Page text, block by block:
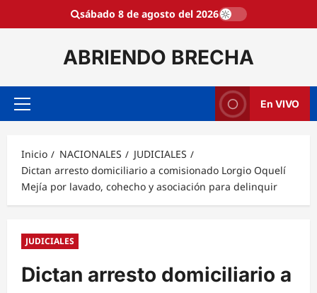
sábado 8 de agosto del 2026
ABRIENDO BRECHA
Menú
En VIVO
Inicio NACIONALES
JUDICIALES
Dictan arresto domiciliario a comisionado Lorgio Oquelí
Mejía por lavado, cohecho y asociación para delinquir
JUDICIALES
Dictan arresto domiciliario a